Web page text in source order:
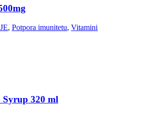
, Potpora imunitetu, Vitamini
Syrup 320 ml